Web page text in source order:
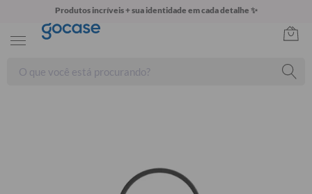
Produtos incríveis + sua identidade em cada detalhe ✨